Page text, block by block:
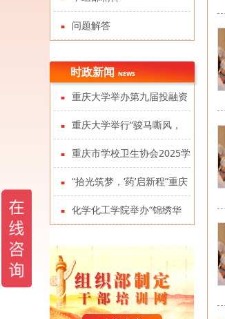
问题解答
时政新闻 news
重庆大学举办第九届投融资
政策及PPP学术研讨会暨第十
届中国投融资政策论坛
重庆大学举行“骏马嘶风，
薪火百年”2026新年晚会
重庆市学校卫生协会2025学
术年会暨二届四次全体理事会
在学校召开
“拾光筑梦，‘药’启新程”重庆
大学药学院成立10周年发展大
化学化工学院举办“锦绣华